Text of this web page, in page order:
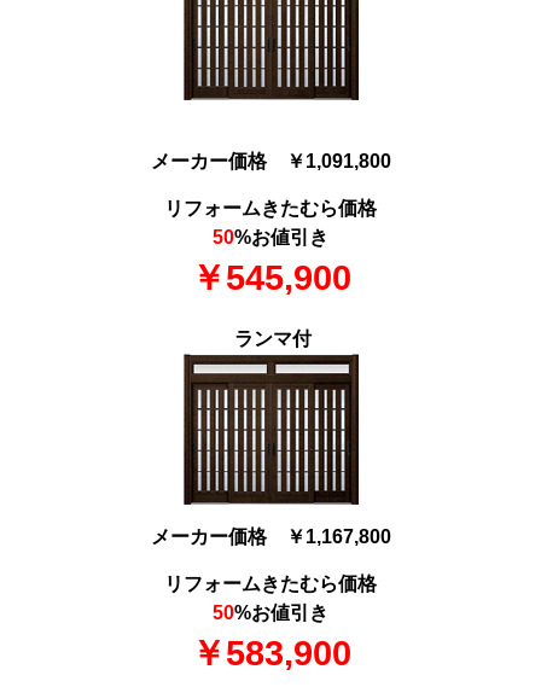
メーカー価格 ￥1,091,800
リフォームきたむら価格
50%お値引き
￥545,900
ランマ付
メーカー価格 ￥1,167,800
リフォームきたむら価格
50%お値引き
￥583,900